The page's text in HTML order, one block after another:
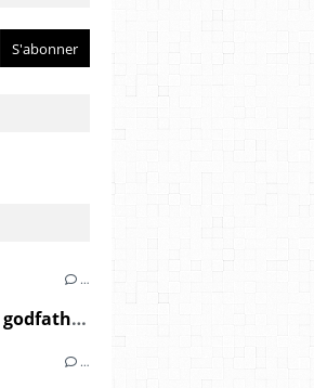
…
André Williams - "the black godfather" (2000)
…